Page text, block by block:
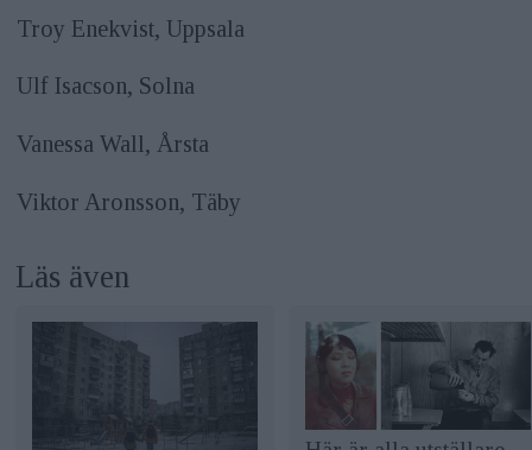
Troy Enekvist, Uppsala
Ulf Isacson, Solna
Vanessa Wall, Årsta
Viktor Aronsson, Täby
Läs även